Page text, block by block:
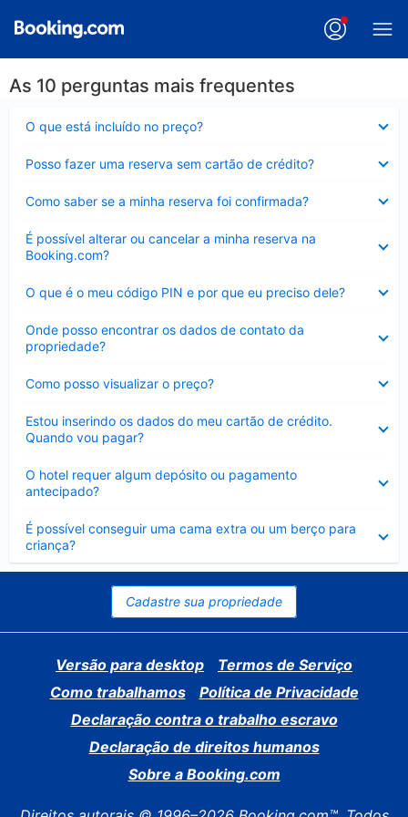
As 10 perguntas mais frequentes
O que está incluído no preço?
Posso fazer uma reserva sem cartão de crédito?
Como saber se a minha reserva foi confirmada?
É possível alterar ou cancelar a minha reserva na
Booking.com?
Contraído
O que é o meu código PIN e por que eu preciso dele?
Onde posso encontrar os dados de contato da
propriedade?
Como posso visualizar o preço?
Estou inserindo os dados do meu cartão de crédito.
Quando vou pagar?
O hotel requer algum depósito ou pagamento
antecipado?
É possível conseguir uma cama extra ou um berço para
criança?
Contraído
Cadastre sua propriedade
Versão para desktop
Termos de Serviço
Como trabalhamos
Política de Privacidade
Declaração contra o trabalho escravo
Declaração de direitos humanos
Sobre a Booking.com